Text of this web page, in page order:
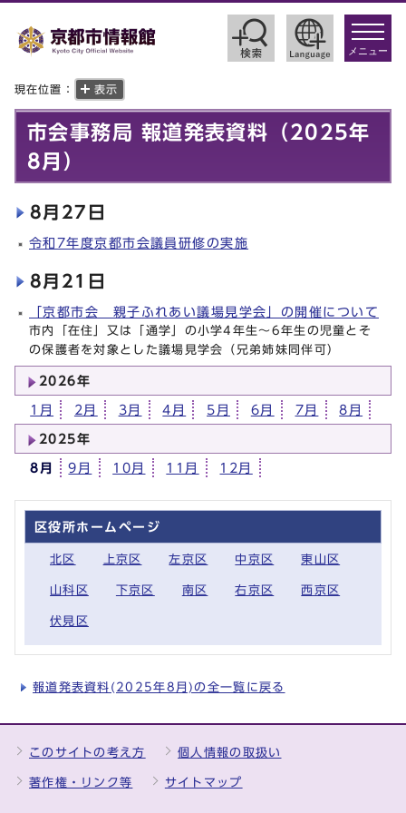
toggle
メニュー
現在位置： 表示
市会事務局 報道発表資料（2025年
8月）
8月27日
令和7年度京都市会議員研修の実施
8月21日
「京都市会 親子ふれあい議場見学会」の開催について
市内「在住」又は「通学」の小学4年生～6年生の児童とそ
の保護者を対象とした議場見学会（兄弟姉妹同伴可）
2026年
1月 2月 3月 4月 5月 6月 7月 8月
2025年
8月 9月 10月 11月 12月
区役所ホームページ
北区 上京区 左京区 中京区 東山区
山科区 下京区 南区 右京区 西京区
伏見区
報道発表資料(2025年8月)の全一覧に戻る
このサイトの考え方 個人情報の取扱い
著作権・リンク等 サイトマップ